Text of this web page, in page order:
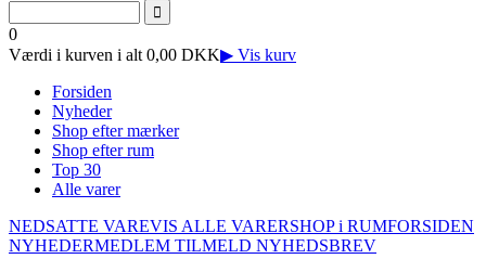
0
Værdi i kurven i alt 0,00 DKK▶ Vis kurv
Forsiden
Nyheder
Shop efter mærker
Shop efter rum
Top 30
Alle varer
NEDSATTE VAREVIS ALLE VARERSHOP i RUMFORSIDEN
NYHEDERMEDLEM TILMELD NYHEDSBREV